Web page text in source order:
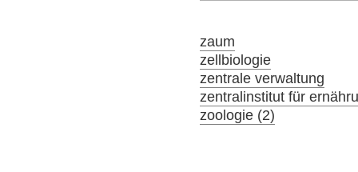
zaum
zellbiologie
zentrale verwaltung
zentralinstitut für
zoologie (2)